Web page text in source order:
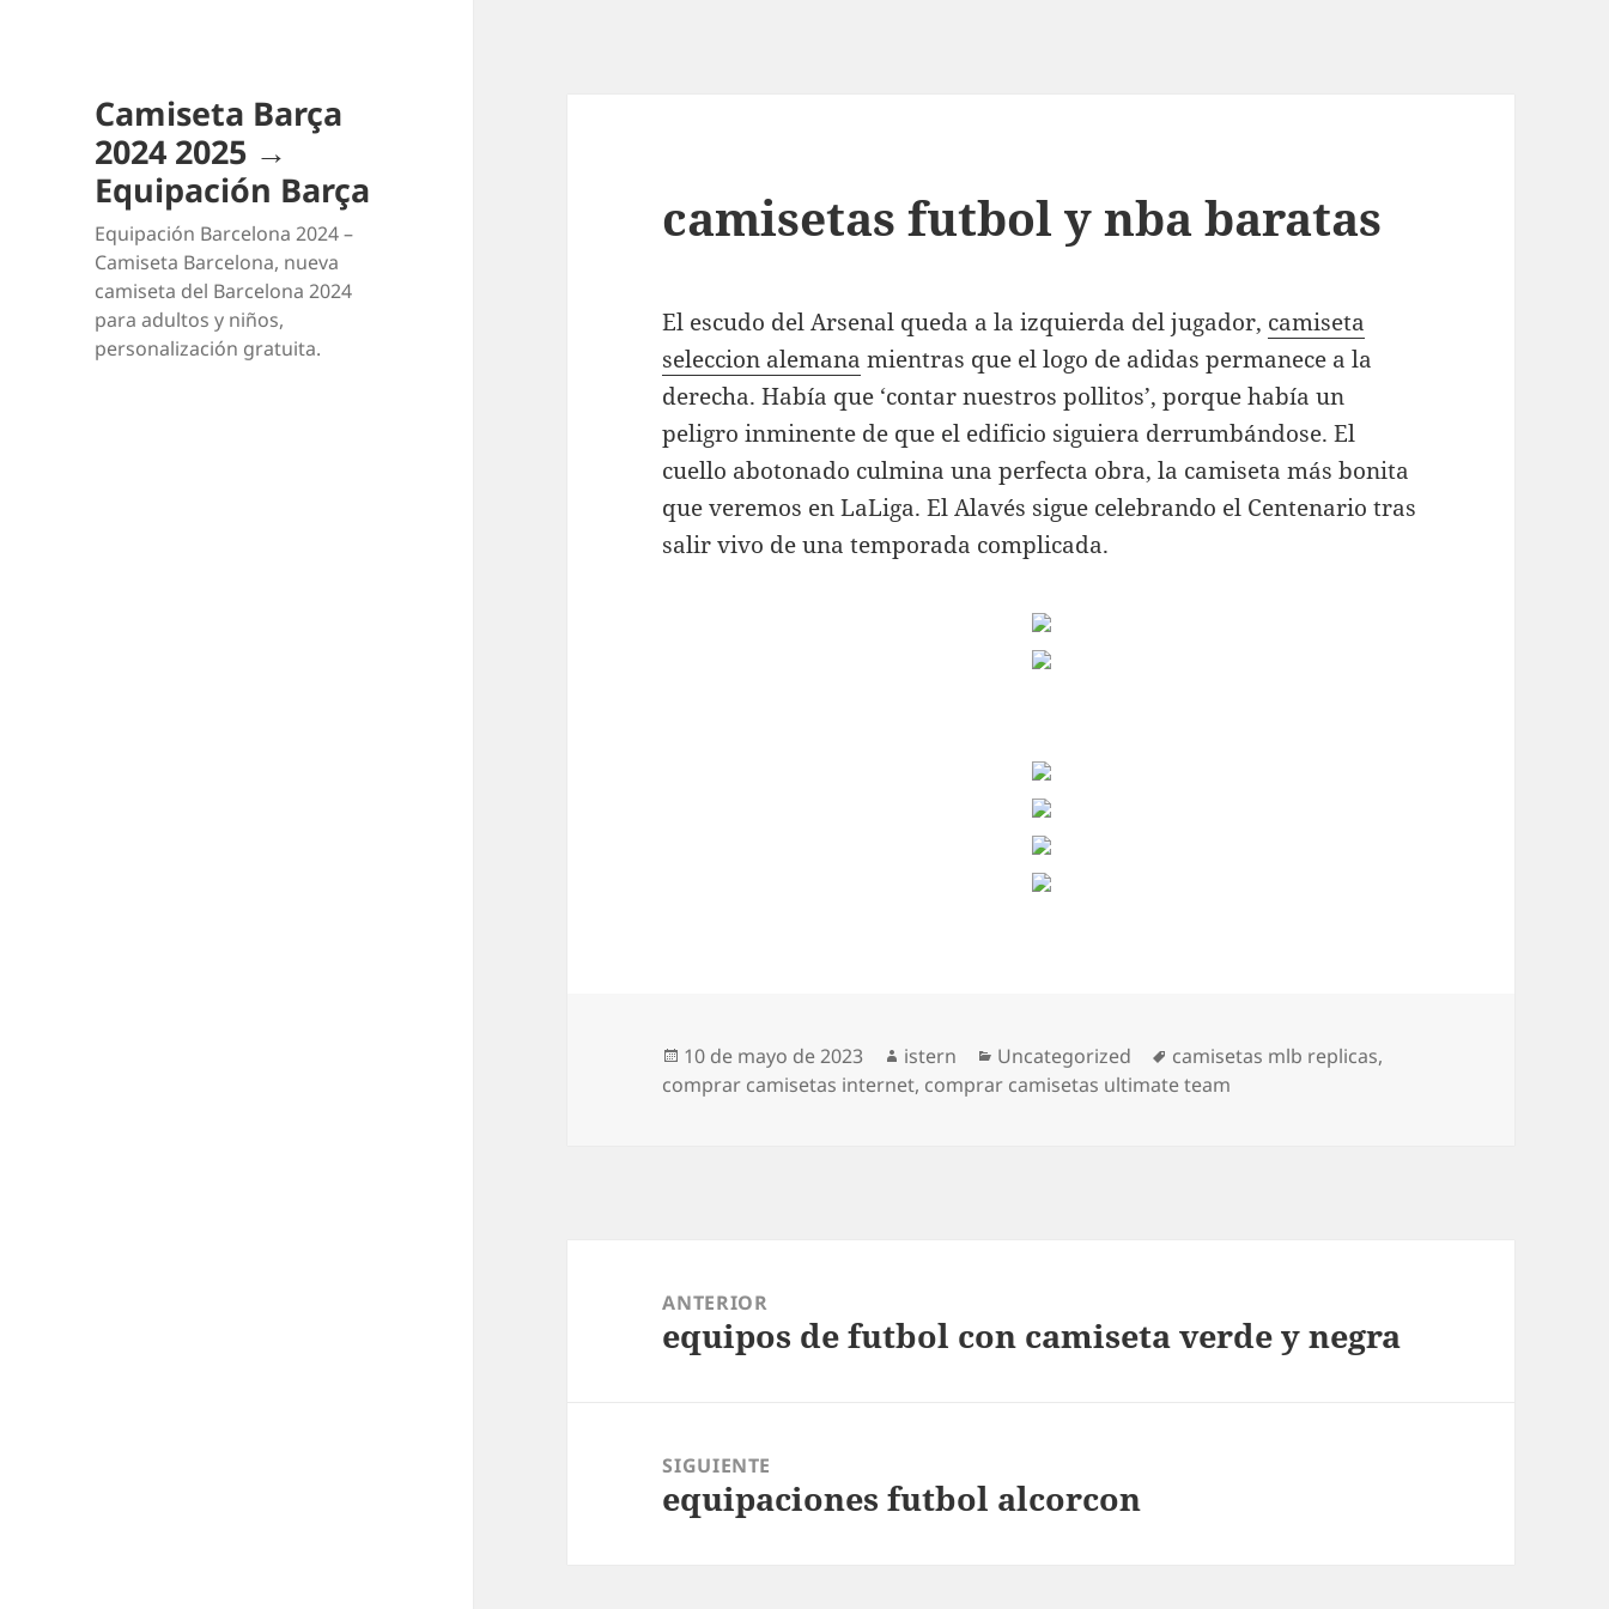
Camiseta Barça
2024 2025 →
Equipación Barça
Equipación Barcelona 2024 –
Camiseta Barcelona, nueva
camiseta del Barcelona 2024
para adultos y niños,
personalización gratuita.
camisetas futbol y nba baratas
El escudo del Arsenal queda a la izquierda del jugador, camiseta
seleccion alemana mientras que el logo de adidas permanece a la
derecha. Había que ‘contar nuestros pollitos’, porque había un
peligro inminente de que el edificio siguiera derrumbándose. El
cuello abotonado culmina una perfecta obra, la camiseta más bonita
que veremos en LaLiga. El Alavés sigue celebrando el Centenario tras
salir vivo de una temporada complicada.
Publicado
el
10 de mayo de 2023 Autor
istern Categorías
Uncategorized Etiquetas
camisetas mlb replicas,
comprar camisetas internet, comprar camisetas ultimate team
entradas
ANTERIOR
Entrada
equipos de futbol con camiseta verde y negra
SIGUIENTE
Entrada
equipaciones futbol alcorcon